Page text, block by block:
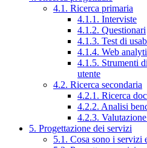
4.1. Ricerca primaria
4.1.1. Interviste
4.1.2. Questionari
4.1.3. Test di
4.1.4. Web
4.1.5. Strumenti
utente
4.2. Ricerca secondaria
4.2.1. Ricerca
4.2.2. Analisi
4.2.3.
5. Progettazione dei servizi
5.1. Cosa sono i servizi